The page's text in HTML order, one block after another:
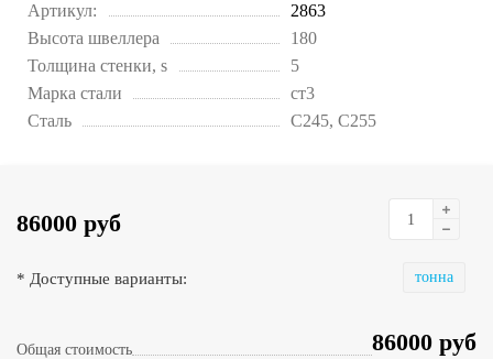
Артикул:
2863
Высота швеллера
180
Толщина стенки, s
5
Марка стали
ст3
Сталь
С245, С255
86000 руб
* Доступные варианты: тонна
Общая стоимость 86000 руб